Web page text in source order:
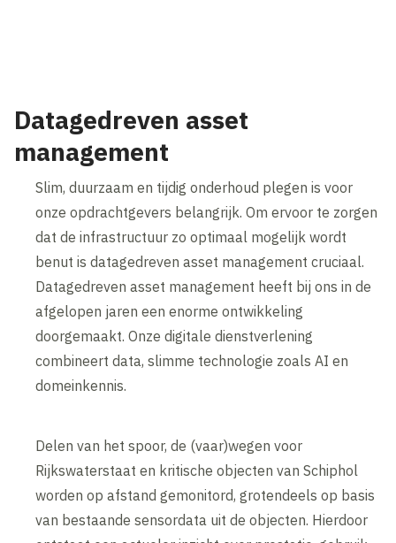
Datagedreven asset
management
Slim, duurzaam en tijdig onderhoud plegen is voor
onze opdrachtgevers belangrijk. Om ervoor te zorgen
dat de infrastructuur zo optimaal mogelijk wordt
benut is datagedreven asset management cruciaal.
Datagedreven asset management heeft bij ons in de
afgelopen jaren een enorme ontwikkeling
doorgemaakt. Onze digitale dienstverlening
combineert data, slimme technologie zoals AI en
domeinkennis.
Delen van het spoor, de (vaar)wegen voor
Rijkswaterstaat en kritische objecten van Schiphol
worden op afstand gemonitord, grotendeels op basis
van bestaande sensordata uit de objecten. Hierdoor